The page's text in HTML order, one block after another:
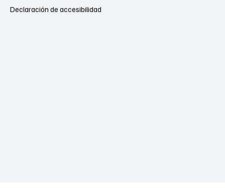
Declaración de accesibilidad